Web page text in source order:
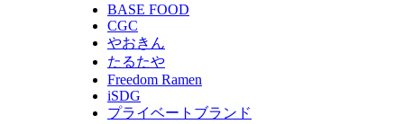
BASE FOOD
CGC
やおきん
たるたや
Freedom Ramen
iSDG
プライベートブランド